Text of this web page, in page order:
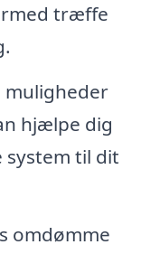
træffe
muligheder
hjælpe dig
til dit
omdømme